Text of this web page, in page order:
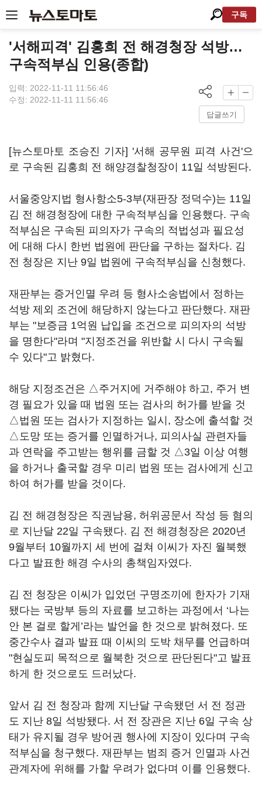
구독
'서해피격' 김홍희 전 해경청장 석방…
구속적부심 인용(종합)
입력: 2022-11-11 11:56:46
수정: 2022-11-11 11:56:46
답글쓰기
[뉴스토마토 조승진 기자] '서해 공무원 피격 사건'으
로 구속된 김홍희 전 해양경찰청장이 11일 석방된다.
서울중앙지법 형사항소5-3부(재판장 정덕수)는 11일
김 전 해경청장에 대한 구속적부심을 인용했다. 구속
적부심은 구속된 피의자가 구속의 적법성과 필요성
에 대해 다시 한번 법원에 판단을 구하는 절차다. 김
전 청장은 지난 9일 법원에 구속적부심을 신청했다.
재판부는 증거인멸 우려 등 형사소송법에서 정하는
석방 제외 조건에 해당하지 않는다고 판단했다. 재판
부는 "보증금 1억원 납입을 조건으로 피의자의 석방
을 명한다"라며 "지정조건을 위반할 시 다시 구속될
수 있다"고 밝혔다.
해당 지정조건은 △주거지에 거주해야 하고, 주거 변
경 필요가 있을 때 법원 또는 검사의 허가를 받을 것
△법원 또는 검사가 지정하는 일시, 장소에 출석할 것
△도망 또는 증거를 인멸하거나, 피의사실 관련자들
과 연락을 주고받는 행위를 금할 것 △3일 이상 여행
을 하거나 출국할 경우 미리 법원 또는 검사에게 신고
하여 허가를 받을 것이다.
김 전 해경청장은 직권남용, 허위공문서 작성 등 혐의
로 지난달 22일 구속됐다. 김 전 해경청장은 2020년
9월부터 10월까지 세 번에 걸쳐 이씨가 자진 월북했
다고 발표한 해경 수사의 총책임자였다.
김 전 청장은 이씨가 입었던 구명조끼에 한자가 기재
됐다는 국방부 등의 자료를 보고하는 과정에서 ‘나는
안 본 걸로 할게’라는 발언을 한 것으로 밝혀졌다. 또
중간수사 결과 발표 때 이씨의 도박 채무를 언급하며
"현실도피 목적으로 월북한 것으로 판단된다"고 발표
하게 한 것으로도 드러났다.
앞서 김 전 청장과 함께 지난달 구속됐던 서 전 정관
도 지난 8일 석방됐다. 서 전 장관은 지난 6일 구속 상
태가 유지될 경우 방어권 행사에 지장이 있다며 구속
적부심을 청구했다. 재판부는 범죄 증거 인멸과 사건
관계자에 위해를 가할 우려가 없다며 이를 인용했다.